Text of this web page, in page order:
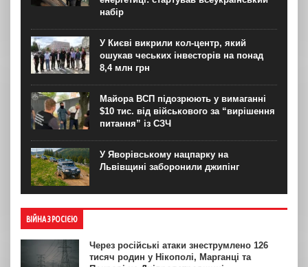
набір
У Києві викрили кол-центр, який
ошукав чеських інвесторів на понад
8,4 млн грн
Майора ВСП підозрюють у вимаганні
$10 тис. від військового за “вирішення
питання” із СЗЧ
У Яворівському нацпарку на
Львівщині заборонили джипінг
ВІЙНА З РОСІЄЮ
Через російські атаки знеструмлено 126
тисяч родин у Нікополі, Марганці та